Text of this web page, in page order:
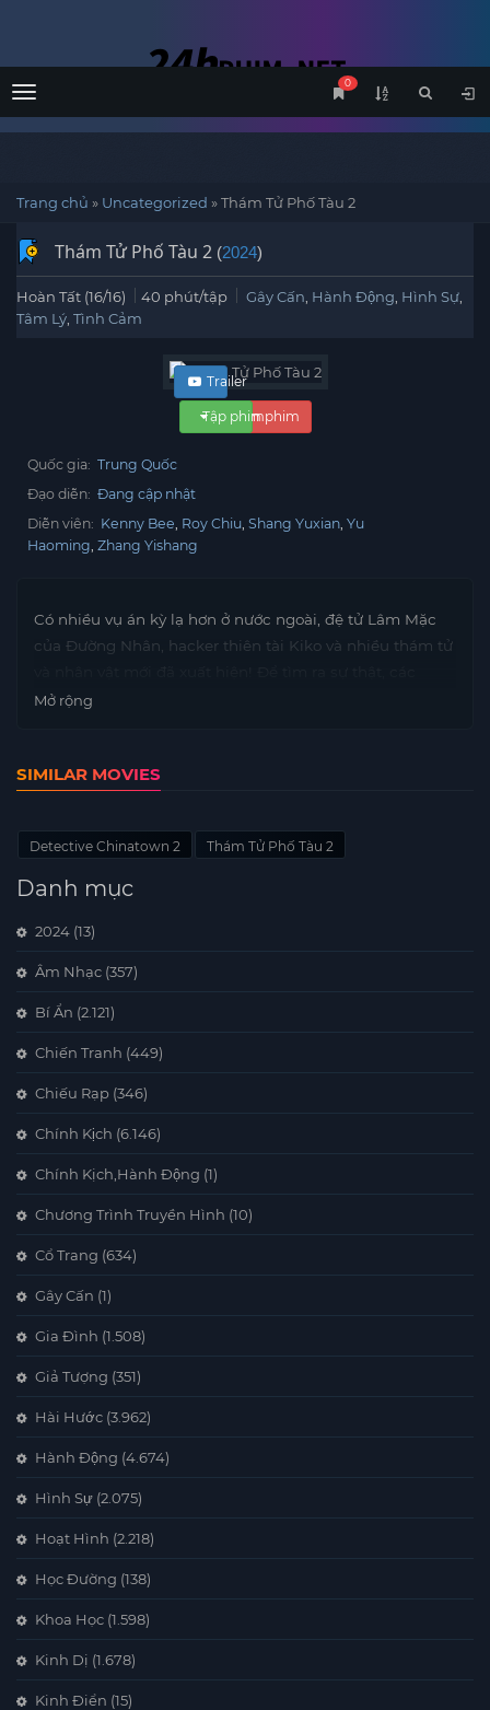
Menu
0
Trang chủ » Uncategorized »Thám Tử Phố Tàu 2
Thám Tử Phố Tàu 2 (2024)
Hoàn Tất (16/16) 40 phút/tập Gây Cấn Hành Động Hình Sự
Tâm Lý Tình Cảm
Xem phim
Trailer
Tập phim
Quốc gia: Trung Quốc
Đạo diễn: Đang cập nhật
Diễn viên: Kenny Bee Roy Chiu Shang Yuxian Yu
Haoming Zhang Yishang
Có nhiều vụ án kỳ lạ hơn ở nước ngoài, đệ tử Lâm Mặc
của Đường Nhân, hacker thiên tài Kiko và nhiều thám tử
thám tử cũ tập hợp lại để làm rung chuyển tình hình ở
điều tra vụ án.
Mở rộng
SIMILAR MOVIES
Detective Chinatown 2 Thám Tử Phố Tàu 2
Danh mục
2024 (13)
Âm Nhạc (357)
Bí Ẩn (2.121)
Chiến Tranh (449)
Chiếu Rạp (346)
Chính Kịch (6.146)
Chính Kịch,Hành Động (1)
Chương Trình Truyền Hình (10)
Cổ Trang (634)
Gây Cấn (1)
Gia Đình (1.508)
Giả Tượng (351)
Hài Hước (3.962)
Hành Động (4.674)
Hình Sự (2.075)
Hoạt Hình (2.218)
Học Đường (138)
Khoa Học (1.598)
Kinh Dị (1.678)
Kinh Điển (15)